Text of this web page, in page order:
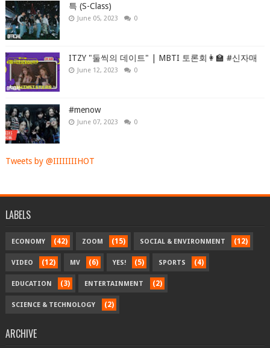
특 (S-Class)
June 05, 2023 0
ITZY "둘씩의 데이트" | MBTI 토론회👩‍🏫 #신자매
June 12, 2023 0
#menow
June 07, 2023 0
Tweets by @IIIIIIIIHOT
LABELS
ECONOMY (42) ZOOM (15) SOCIAL & ENVIRONMENT (12)
VIDEO (12) MV (6) YES! (5) SPORTS (4)
EDUCATION (3) ENTERTAINMENT (2)
SCIENCE & TECHNOLOGY (2)
ARCHIVE